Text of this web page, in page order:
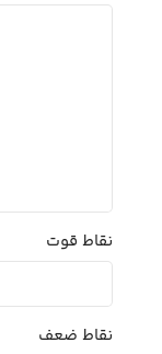
نقاط قوت
نقاط ضعف